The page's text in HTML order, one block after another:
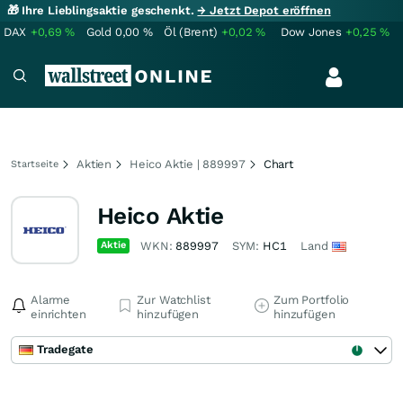
🎁 Ihre Lieblingsaktie geschenkt.→ Jetzt Depot eröffnen
DAX +0,69% Gold 0,00 % Öl (Brent) +0,02% Dow Jones +0,25%
Startseite Aktien Heico Aktie | 889997 Chart
Heico Aktie
Aktie WKN: 889997 SYM: HC1 Land
Alarme
einrichten
Zur Watchlist
hinzufügen
Zum Portfolio
hinzufügen
Tradegate